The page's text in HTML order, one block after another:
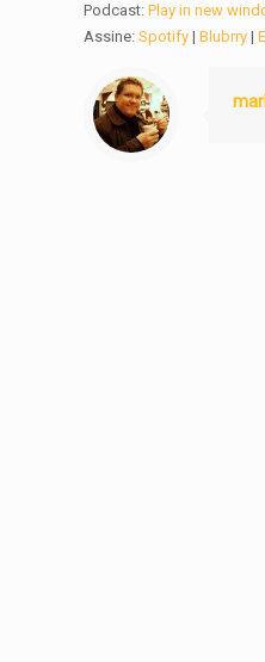
Podcast:Play in new
Assine:Spotify |Blubrry |